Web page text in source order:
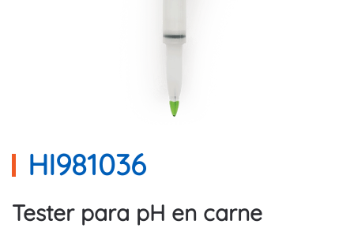
HI981036
Tester para pH en carne